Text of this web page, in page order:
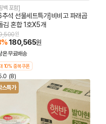
백 포함]
석 선물세트특가]비비고 파래곱
김 혼합 1호X5개
원
%180,565원
온무료배송
10% 중복쿠폰
(8)
스특가